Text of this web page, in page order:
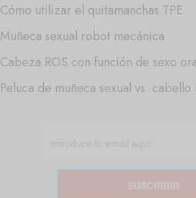
Cómo utilizar el quitamanchas TPE
Muñeca sexual robot mecánica
Cabeza ROS con función de sexo
Peluca de muñeca sexual vs.
SUSCRIBIR